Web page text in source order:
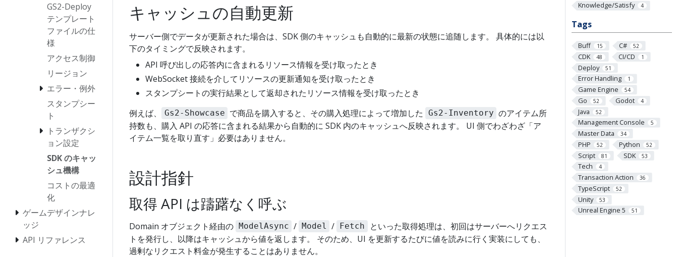
GS2-Deploy
テンプレート
ファイルの仕
様
アクセス制御
リージョン
エラー・例外
スタンプシー
ト
トランザクシ
ョン設定
SDK のキャッ
シュ機構
コストの最適
化
ゲームデザインナレ
ッジ
API リファレンス
Knowledge/Satisfy 4
Tags
Buff 15 C# 52
CDK 48 CI/CD 1
Deploy 51
Error Handling 1
Game Engine 54
Go 52 Godot 4
Java 52
Management Console 5
Master Data 34
PHP 52 Python 52
Script 81 SDK 53
Tech 4
Transaction Action 36
TypeScript 52
Unity 53
Unreal Engine 5 51
キャッシュの自動更新
サーバー側でデータが更新された場合は、SDK 側のキャッシュも自動的に最新の状態に追随します。 具体的には以
下のタイミングで反映されます。
API 呼び出しの応答内に含まれるリソース情報を受け取ったとき
WebSocket 接続を介してリソースの更新通知を受け取ったとき
スタンプシートの実行結果として返却されたリソース情報を受け取ったとき
例えば、
Gs2-Showcase で商品を購入すると、その購入処理によって増加した Gs2-Inventory のアイテム所
持数も、購入 API の応答に含まれる結果から自動的に SDK 内のキャッシュへ反映されます。 UI 側でわざわざ「ア
イテム一覧を取り直す」必要はありません。
設計指針
取得 API は躊躇なく呼ぶ
Domain オブジェクト経由の ModelAsync / Model / Fetch
といった取得処理は、初回はサーバーへリクエス
トを発行し、以降はキャッシュから値を返します。 そのため、UI を更新するたびに値を読みに行く実装にしても、
過剰なリクエスト料金が発生することはありません。